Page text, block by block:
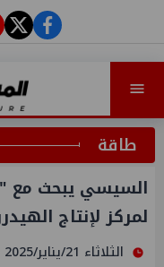
طاقة
السيسي يبحث مع
لمركز لإنتاج
الثلاثاء 21/يناير/2025 - 11:19 ص